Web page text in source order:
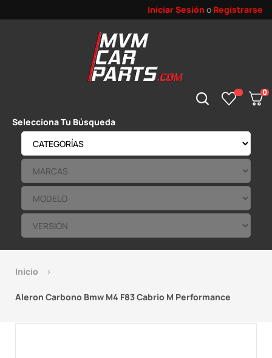
Iniciar Sesión o Registrarse
0
Selecciona Tu Búsqueda
Inicio
Aleron Carbono Bmw M4 F83 Cabrio M Performance